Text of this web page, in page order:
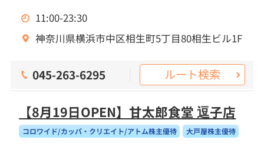
11:00-23:30
神奈川県横浜市中区相生町5丁目80相生ビル1F
045-263-6295 ルート検索
【8月19日OPEN】甘太郎食堂 逗子店
コロワイド/カッパ・クリエイト/アトム株主優待 大戸屋株主優待